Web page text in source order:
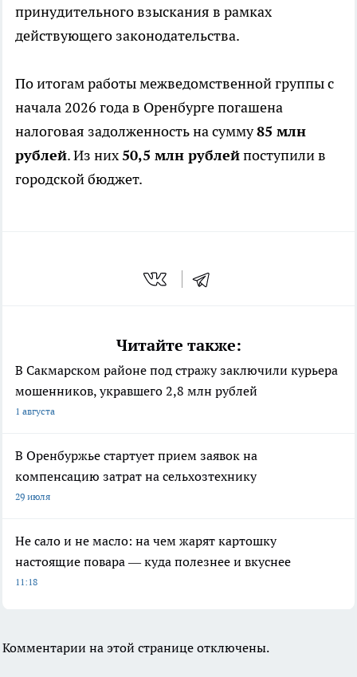
принудительного взыскания в рамках
действующего законодательства.
По итогам работы межведомственной группы с
начала 2026 года в Оренбурге погашена
налоговая задолженность на сумму85 млн
рублей. Из них 50,5 млн рублейпоступили в
городской бюджет.
Читайте также:
В Сакмарском районе под стражу заключили курьера
мошенников, укравшего 2,8 млн рублей
1 августа
В Оренбуржье стартует прием заявок на
компенсацию затрат на сельхозтехнику
29 июля
Не сало и не масло: на чем жарят картошку
настоящие повара — куда полезнее и вкуснее
11:18
Комментарии на этой странице отключены.